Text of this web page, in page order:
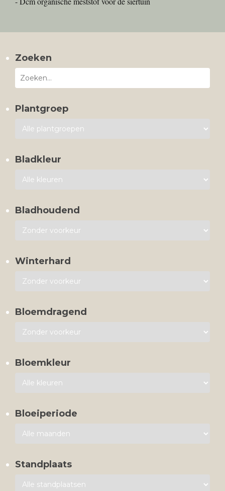
Zoeken
Plantgroep
Bladkleur
Bladhoudend
Winterhard
Bloemdragend
Bloemkleur
Bloeiperiode
Standplaats